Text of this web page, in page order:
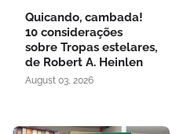
Quicando, cambada!
10 considerações
sobre Tropas estelares,
de Robert A. Heinlen
August 03, 2026